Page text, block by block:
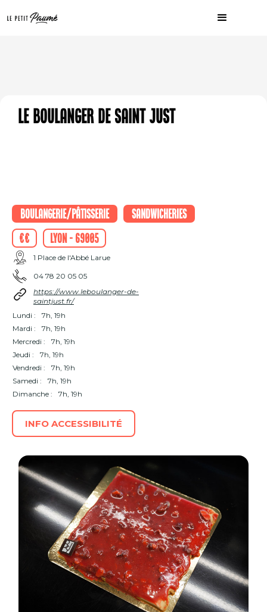
Le Boulanger de Saint Just
Boulangerie/Pâtisserie
Sandwicheries
€€
Lyon - 69005
1 Place de l'Abbé Larue
04 78 20 05 05
https://www.leboulanger-de-
saintjust.fr/
Lundi :
7h, 19h
Mardi :
7h, 19h
Mercredi :
7h, 19h
Jeudi :
7h, 19h
Vendredi :
7h, 19h
Samedi :
7h, 19h
Dimanche :
7h, 19h
INFO ACCESSIBILITÉ